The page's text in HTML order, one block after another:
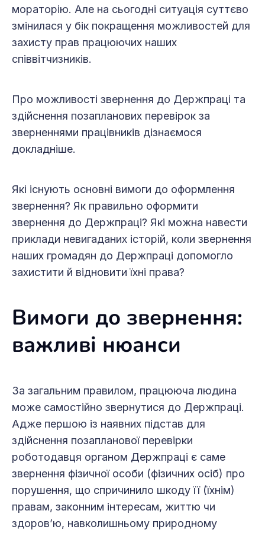
мораторію. Але на сьогодні ситуація суттєво
змінилася у бік покращення можливостей для
захисту прав працюючих наших
співвітчизників.
Про можливості звернення до Держпраці та
здійснення позапланових перевірок за
зверненнями працівників дізнаємося
докладніше.
Які існують основні вимоги до оформлення
звернення? Як правильно оформити
звернення до Держпраці? Які можна навести
приклади невигаданих історій, коли звернення
наших громадян до Держпраці допомогло
захистити й відновити їхні права?
Вимоги до звернення:
важливі нюанси
За загальним правилом, працююча людина
може самостійно звернутися до Держпраці.
Адже першою із наявних підстав для
здійснення позапланової перевірки
роботодавця органом Держпраці є саме
звернення фізичної особи (фізичних осіб) про
порушення, що спричинило шкоду її (їхнім)
правам, законним інтересам, життю чи
здоров’ю, навколишньому природному